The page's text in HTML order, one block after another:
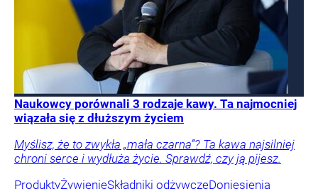
Naukowcy porównali 3 rodzaje kawy. Ta najmocniej
wiązała się z dłuższym życiem
Myślisz, że to zwykła „mała czarna”? Ta kawa najsilniej
chroni serce i wydłuża życie. Sprawdź, czy ją pijesz.
ProduktyŻywienieSkładniki odżywczeDoniesienia